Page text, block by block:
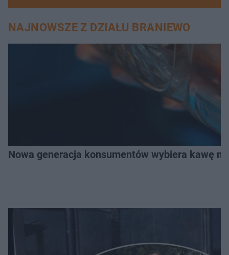
NAJNOWSZE Z DZIAŁU BRANIEWO
Nowa generacja konsumentów wybiera kawę